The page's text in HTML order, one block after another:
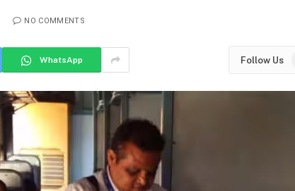
NO COMMENTS
WhatsApp Follow Us